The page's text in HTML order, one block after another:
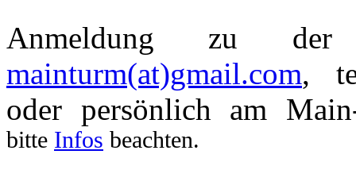
Anmeldung zu
mainturm(at)gmail.com,
oder persönlich am
bitte Infos beachten.